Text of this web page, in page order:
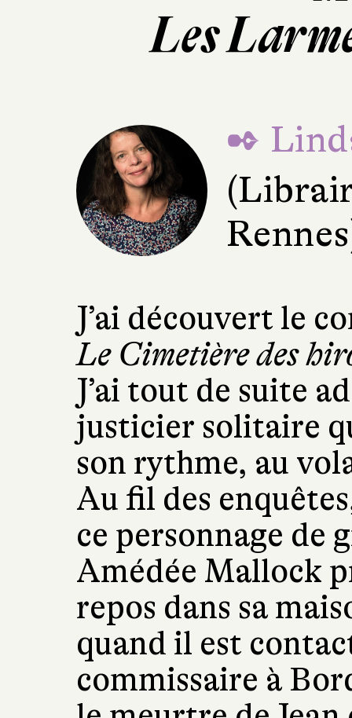
Les
✒
J’ai découvert le
Le Cimetière des
J’ai tout de suite
justicier solitaire
son rythme, au
Au fil des
ce personnage de
Amédée Mallock
repos dans sa
quand il est
commissaire à